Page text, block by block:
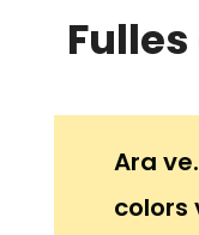
Ara
colors